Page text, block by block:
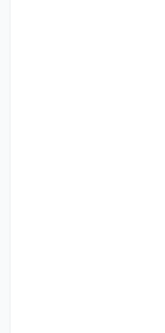
سیستم‌های پیشرفته تصفیه آب
بهره‌گیری از فناوری‌های نوین
املاح و نمک از منابع آبی ارائه
متنوعی از جمله تأمین آب
و بهینه‌سازی شده‌اند.
بالاترین استاندارد کیفی، ارائه
فروش مطمئن برای تضمین
اول صنایع و مصرف‌کنندگان در
نقشی کلیدی در حفظ منابع آبی